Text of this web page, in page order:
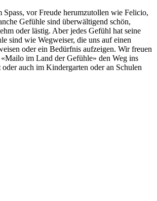
Spass, vor Freude herumzutollen wie Felicio,
Gefühle sind überwältigend schön,
oder lästig. Aber jedes Gefühl hat seine
sind wie Wegweiser, die uns auf einen
oder ein Bedürfnis aufzeigen. Wir freuen
im Land der Gefühle» den Weg ins
auch im Kindergarten oder an Schulen